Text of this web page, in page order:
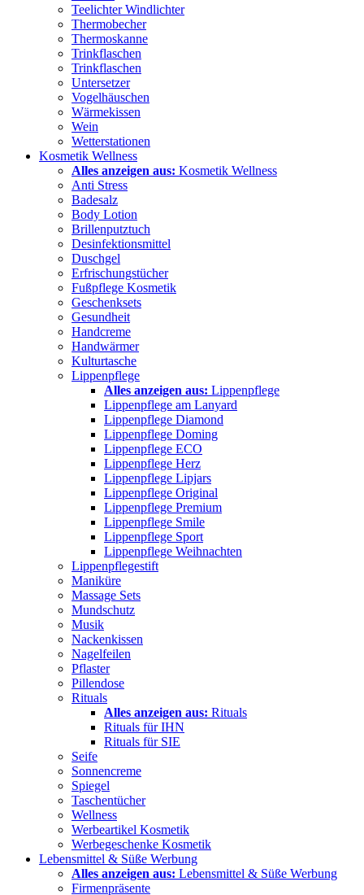
Teelichter Windlichter
Thermobecher
Thermoskanne
Trinkflaschen
Trinkflaschen
Untersetzer
Vogelhäuschen
Wärmekissen
Wein
Wetterstationen
Kosmetik Wellness
Alles anzeigen aus: Kosmetik Wellness
Anti Stress
Badesalz
Body Lotion
Brillenputztuch
Desinfektionsmittel
Duschgel
Erfrischungstücher
Fußpflege Kosmetik
Geschenksets
Gesundheit
Handcreme
Handwärmer
Kulturtasche
Lippenpflege
Alles anzeigen aus: Lippenpflege
Lippenpflege am Lanyard
Lippenpflege Diamond
Lippenpflege Doming
Lippenpflege ECO
Lippenpflege Herz
Lippenpflege Lipjars
Lippenpflege Original
Lippenpflege Premium
Lippenpflege Smile
Lippenpflege Sport
Lippenpflege Weihnachten
Lippenpflegestift
Maniküre
Massage Sets
Mundschutz
Musik
Nackenkissen
Nagelfeilen
Pflaster
Pillendose
Rituals
Alles anzeigen aus: Rituals
Rituals für IHN
Rituals für SIE
Seife
Sonnencreme
Spiegel
Taschentücher
Wellness
Werbeartikel Kosmetik
Werbegeschenke Kosmetik
Lebensmittel & Süße Werbung
Alles anzeigen aus: Lebensmittel & Süße Werbung
Firmenpräsente